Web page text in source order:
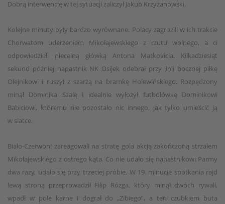
Dobrą interwencję w tej sytuacji zaliczył Jakub Krzyżanowski.
Kolejne minuty były bardzo wyrównane. Polacy zagrozili w ich trakcie
Chorwatom uderzeniem Mikołajewskiego z rzutu wolnego, a ci
odpowiedzieli niecelną główką Antona Matkovicia. Kilkadziesiąt
sekund później napastnik NK Osijek odebrał przy linii bocznej piłkę
Olejnikowi i ruszył z szarżą na bramkę Holewińskiego. Rozpędzony
minął Dominika Szalę i idealnie wyłożył futbolówkę Dominikowi
Babiciowi, któremu nie pozostało nic innego, jak tylko umieścić ją
w siatce.
Biało-Czerwoni zareagowali na stratę gola akcją zakończoną strzałem
Mikołajewskiego z ostrego kąta. Co nie udało się napastnikowi Parmy
dwa razy, udało się przy trzeciej próbie. W 19. minucie spotkania rajd
lewą stroną przeprowadził Filip Rózga, który minął dwóch rywali,
wpadł w pole karne i dograł do „Zibiego”, a ten czubkiem buta